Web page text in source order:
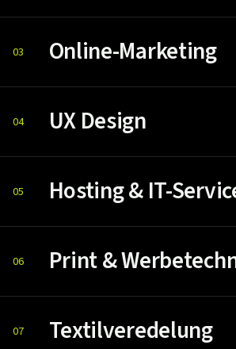
03 Online-Marketing
04 UX Design
05 Hosting & IT-
06 Print &
07 Textilveredelung